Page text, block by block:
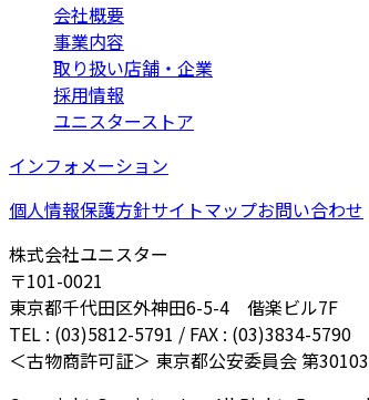
会社概要
事業内容
取り扱い店舗・企業
採用情報
ユニスターストア
インフォメーション
個人情報保護方針サイトマップお問い合わせ
株式会社ユニスター
〒101-0021
東京都千代田区外神田6-5-4 偕楽ビル7F
TEL : (03)5812-5791 / FAX : (03)3834-5790
＜古物商許可証＞ 東京都公安委員会 第